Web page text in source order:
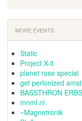
MORE EVENTS
Static
Project X-it
planet rose special
get perlonized
BASSTHRON
mnml.nl
~Magnetronik